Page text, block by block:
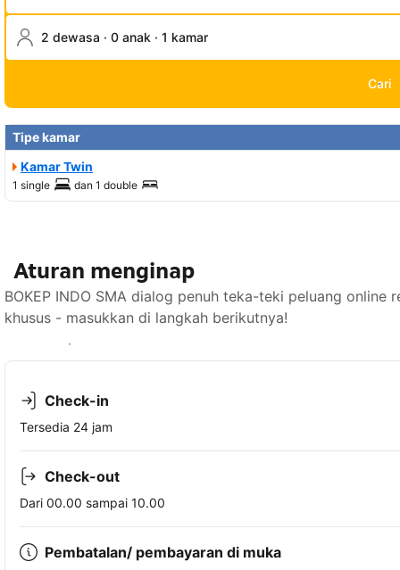
2 dewasa · 0 anak · 1 kamar
Cari
Tipe kamar
Kamar Twin
1 single dan 1 double
Aturan menginap
BOKEP INDO SMA dialog penuh teka-teki peluang
khusus - masukkan di langkah berikutnya!
Lihat ketersediaan
Check-in
Tersedia 24 jam
Check-out
Dari 00.00 sampai 10.00
Pembatalan/ pembayaran di muka